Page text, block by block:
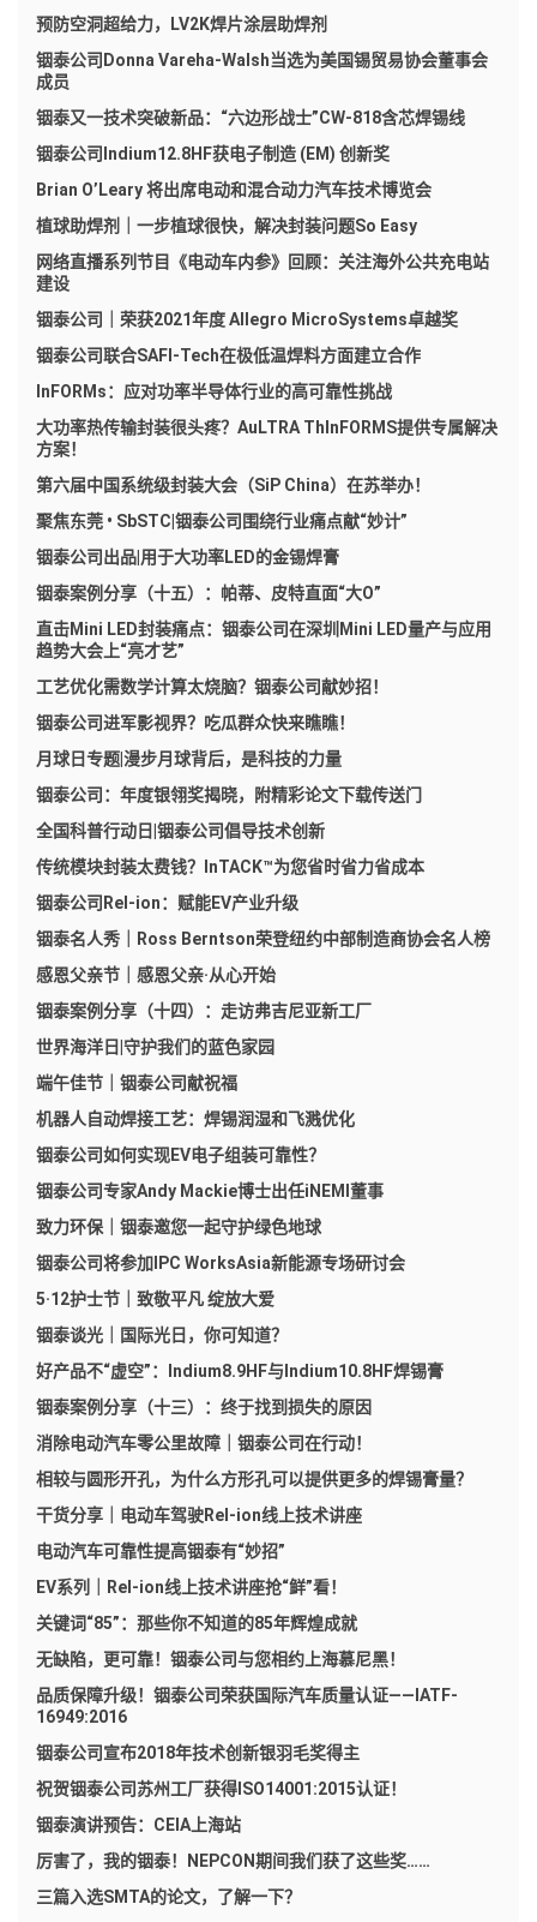
预防空洞超给力，LV2K焊片涂层助焊剂
铟泰公司Donna Vareha-Walsh当选为美国锡贸易协会董事会
成员
铟泰又一技术突破新品：“六边形战士”CW-818含芯焊锡线
铟泰公司Indium12.8HF获电子制造 (EM) 创新奖
Brian O’Leary 将出席电动和混合动力汽车技术博览会
植球助焊剂｜一步植球很快，解决封装问题So Easy
网络直播系列节目《电动车内参》回顾：关注海外公共充电站
建设
铟泰公司｜荣获2021年度 Allegro MicroSystems卓越奖
铟泰公司联合SAFI-Tech在极低温焊料方面建立合作
InFORMs：应对功率半导体行业的高可靠性挑战
大功率热传输封装很头疼？AuLTRA ThInFORMS提供专属解决
方案！
第六届中国系统级封装大会（SiP China）在苏举办！
聚焦东莞 • SbSTC|铟泰公司围绕行业痛点献“妙计”
铟泰公司出品|用于大功率LED的金锡焊膏
铟泰案例分享（十五）：帕蒂、皮特直面“大O”
直击Mini LED封装痛点：铟泰公司在深圳Mini LED量产与应用
趋势大会上“亮才艺”
工艺优化需数学计算太烧脑？铟泰公司献妙招！
铟泰公司进军影视界？吃瓜群众快来瞧瞧！
月球日专题|漫步月球背后，是科技的力量
铟泰公司：年度银翎奖揭晓，附精彩论文下载传送门
全国科普行动日|铟泰公司倡导技术创新
传统模块封装太费钱？InTACK™为您省时省力省成本
铟泰公司Rel-ion：赋能EV产业升级
铟泰名人秀｜Ross Berntson荣登纽约中部制造商协会名人榜
感恩父亲节｜感恩父亲·从心开始
铟泰案例分享（十四）：走访弗吉尼亚新工厂​
世界海洋日|守护我们的蓝色家园
端午佳节｜铟泰公司献祝福
机器人自动焊接工艺：焊锡润湿和飞溅优化
铟泰公司如何实现EV电子组装可靠性？
铟泰公司专家Andy Mackie博士出任iNEMI董事
致力环保｜铟泰邀您一起守护绿色地球
铟泰公司将参加IPC WorksAsia新能源专场研讨会
5·12护士节｜致敬平凡 绽放大爱
铟泰谈光｜国际光日，你可知道？
好产品不“虚空”：Indium8.9HF与Indium10.8HF焊锡膏
铟泰案例分享（十三）：终于找到损失的原因
消除电动汽车零公里故障｜铟泰公司在行动！
相较与圆形开孔，为什么方形孔可以提供更多的焊锡膏量？
干货分享｜电动车驾驶Rel-ion线上技术讲座
电动汽车可靠性提高铟泰有“妙招”
EV系列｜Rel-ion线上技术讲座抢“鲜”看！
关键词“85”：那些你不知道的85年辉煌成就
无缺陷，更可靠！铟泰公司与您相约上海慕尼黑！
品质保障升级！铟泰公司荣获国际汽车质量认证——IATF-
16949:2016
铟泰公司宣布2018年技术创新银羽毛奖得主
祝贺铟泰公司苏州工厂获得ISO14001:2015认证！
铟泰演讲预告：CEIA上海站
厉害了，我的铟泰！NEPCON期间我们获了这些奖……
三篇入选SMTA的论文，了解一下？